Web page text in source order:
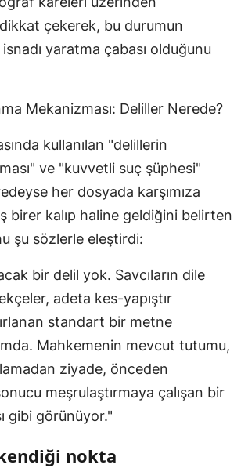
dikkat çekerek, bu durumun
yaratma çabası olduğunu
Mekanizması: Deliller Nerede?
kullanılan "delillerin
ve "kuvvetli suç şüphesi"
her dosyada karşımıza
birer kalıp haline geldiğini belirten
şu sözlerle eleştirdi:
bir delil yok. Savcıların dile
adeta kes-yapıştır
standart bir metne
Mahkemenin mevcut tutumu,
ziyade, önceden
meşrulaştırmaya çalışan bir
gibi görünüyor."
nokta